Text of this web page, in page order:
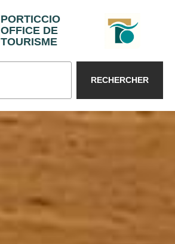
PORTICCIO
OFFICE DE
TOURISME
RECHERCHER